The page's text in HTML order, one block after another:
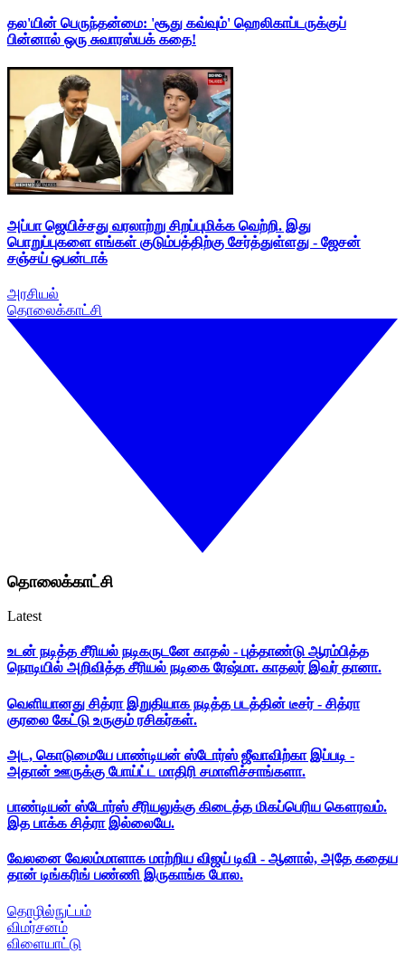
தல'யின் பெருந்தன்மை: 'சூது கவ்வும்' ஹெலிகாப்டருக்குப்
பின்னால் ஒரு சுவாரஸ்யக் கதை!
அப்பா ஜெயிச்சது வரலாற்று சிறப்புமிக்க வெற்றி. இது
பொறுப்புகளை எங்கள் குடும்பத்திற்கு சேர்த்துள்ளது - ஜேசன்
சஞ்சய் ஒபன்டாக்
அரசியல்
தொலைக்காட்சி
தொலைக்காட்சி
Latest
உடன் நடித்த சீரியல் நடிகருடனே காதல் - புத்தாண்டு ஆரம்பித்த
நொடியில் அறிவித்த சீரியல் நடிகை ரேஷ்மா. காதலர் இவர் தானா.
வெளியானது சித்ரா இறுதியாக நடித்த படத்தின் டீசர் - சித்ரா
குரலை கேட்டு உருகும் ரசிகர்கள்.
அட, கொடுமையே பாண்டியன் ஸ்டோர்ஸ் ஜீவாவிற்கா இப்படி -
அதான் ஊருக்கு போய்ட்ட மாதிரி சமாளிச்சாங்களா.
பாண்டியன் ஸ்டோர்ஸ் சீரியலுக்கு கிடைத்த மிகப்பெரிய கௌரவம்.
இத பாக்க சித்ரா இல்லையே.
வேலனை வேலம்மாளாக மாற்றிய விஜய் டிவி - ஆனால், அதே கதைய
தான் டிங்கரிங் பண்ணி இருகாங்க போல.
தொழில்நுட்பம்
விமர்சனம்
விளையாட்டு